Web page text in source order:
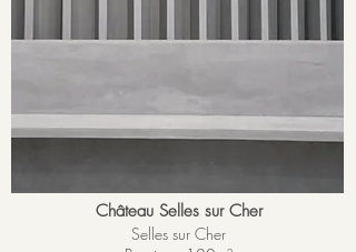
Château Selles sur Cher
Selles sur Cher